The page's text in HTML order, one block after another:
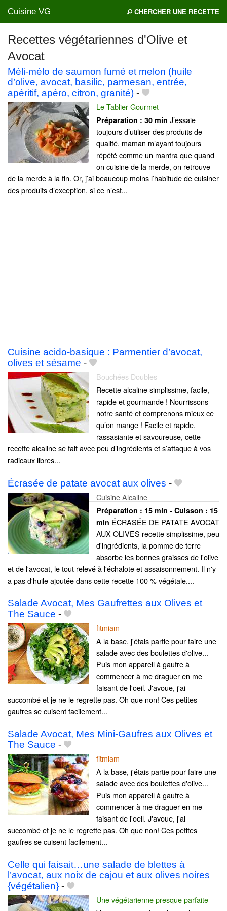
Cuisine VG CHERCHER UNE RECETTE
Recettes végétariennes d'Olive et
Avocat
Méli-mélo de saumon fumé et melon (huile
d’olive, avocat, basilic, parmesan, entrée,
apéritif, apéro, citron, granité) -
Le Tablier Gourmet
Préparation : 30 min J’essaie
toujours d’utiliser des produits de
qualité, maman m’ayant toujours
répété comme un mantra que quand
on cuisine de la merde, on retrouve
de la merde à la fin. Or, j’ai beaucoup moins l’habitude de cuisiner
des produits d’exception, si ce n’est...
Cuisine acido-basique : Parmentier d’avocat,
olives et sésame -
Bouchées Doubles
Recette alcaline simplissime, facile,
rapide et gourmande ! Nourrissons
notre santé et comprenons mieux ce
qu’on mange ! Facile et rapide,
rassasiante et savoureuse, cette
recette alcaline se fait avec peu d’ingrédients et s’attaque à vos
radicaux libres...
Écrasée de patate avocat aux olives -
Cuisine Alcaline
Préparation : 15 min - Cuisson : 15
min ÉCRASÉE DE PATATE AVOCAT
AUX OLIVES recette simplissime, peu
d'ingrédients, la pomme de terre
absorbe les bonnes graisses de l'olive
et de l'avocat, le tout relevé à l'échalote et assaisonnement. Il n'y
a pas d'huile ajoutée dans cette recette 100 % végétale....
Salade Avocat, Mes Gaufrettes aux Olives et
The Sauce -
fitmiam
A la base, j'étais partie pour faire une
salade avec des boulettes d'olive...
Puis mon appareil à gaufre à
commencer à me draguer en me
faisant de l'oeil. J'avoue, j'ai
succombé et je ne le regrette pas. Oh que non! Ces petites
gaufres se cuisent facilement...
Salade Avocat, Mes Mini-Gaufres aux Olives et
The Sauce -
fitmiam
A la base, j'étais partie pour faire une
salade avec des boulettes d'olive...
Puis mon appareil à gaufre à
commencer à me draguer en me
faisant de l'oeil. J'avoue, j'ai
succombé et je ne le regrette pas. Oh que non! Ces petites
gaufres se cuisent facilement...
Celle qui faisait…une salade de blettes à
l’avocat, aux noix de cajou et aux olives noires
{végétalien} -
Une végétarienne presque parfaite